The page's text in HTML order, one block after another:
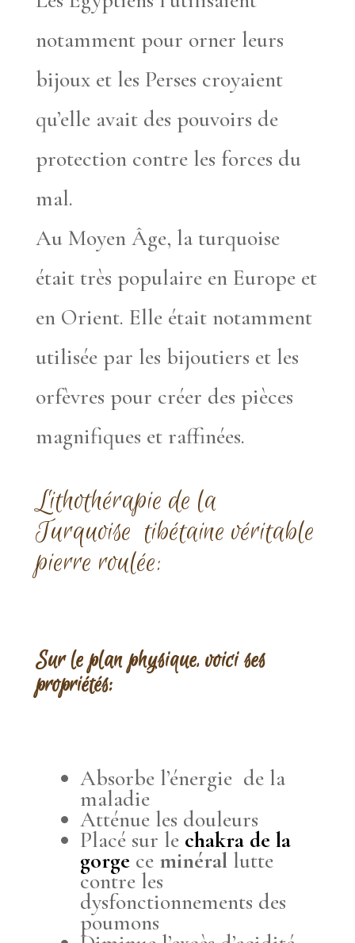
notamment pour orner leurs
bijoux et les Perses croyaient
qu’elle avait des pouvoirs de
protection contre les forces du
mal.
Au Moyen Âge, la turquoise
était très populaire en Europe et
en Orient. Elle était notamment
utilisée par les bijoutiers et les
orfèvres pour créer des pièces
magnifiques et raffinées.
Lithothérapie de la
Turquoise tibétaine véritable
pierre roulée:
Sur le plan physique, voici ses
propriétés:
Absorbe l’énergie de la
maladie
Atténue les douleurs
Placé sur le chakra de la
gorge ce minérallutte
contre les
dysfonctionnements des
poumons